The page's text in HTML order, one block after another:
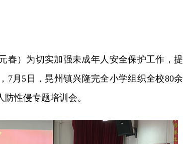
春）为切实加强未成年人安全保护工作，提
7月5日，晃州镇兴隆完全小学组织全校80余
性侵专题培训会。